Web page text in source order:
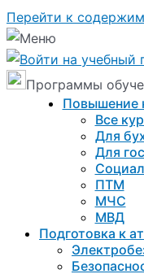
Перейти к
Программы
Повышение
Все
Для
Для
ПТМ
МЧС
МВД
Подготовка к